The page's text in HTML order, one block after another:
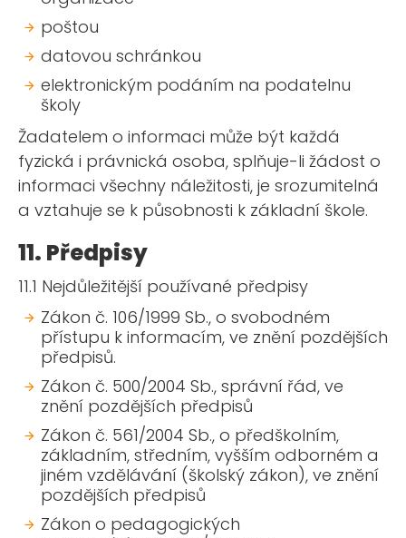
poštou
datovou schránkou
elektronickým podáním na podatelnu
školy
Žadatelem o informaci může být každá
fyzická i právnická osoba, splňuje-li žádost o
informaci všechny náležitosti, je srozumitelná
a vztahuje se k působnosti k základní škole.
11. Předpisy
11.1 Nejdůležitější používané předpisy
Zákon č. 106/1999 Sb., o svobodném
přístupu k informacím, ve znění pozdějších
předpisů.
Zákon č. 500/2004 Sb., správní řád, ve
znění pozdějších předpisů
Zákon č. 561/2004 Sb., o předškolním,
základním, středním, vyšším odborném a
jiném vzdělávání (školský zákon), ve znění
pozdějších předpisů
Zákon o pedagogických